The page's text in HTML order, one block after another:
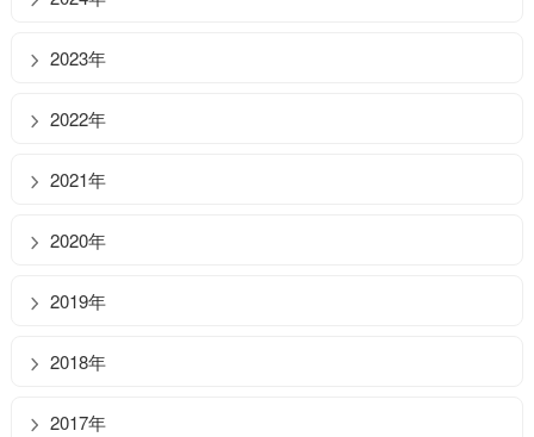
2023年
2022年
2021年
2020年
2019年
2018年
2017年